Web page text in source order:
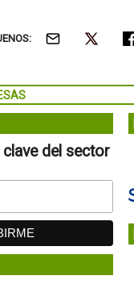
del sector